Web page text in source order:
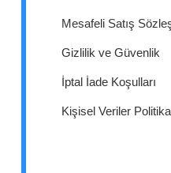
Mesafeli Satış
Gizlilik ve Güvenlik
İptal İade Koşulları
Kişisel Veriler